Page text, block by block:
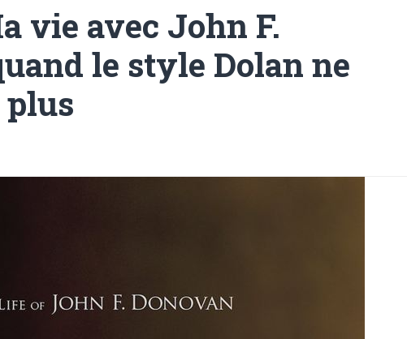
vie avec John F.
le style Dolan ne